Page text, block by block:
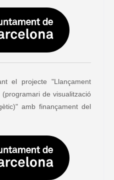
el projecte "Llançament
(programari de visualització
amb finançament del